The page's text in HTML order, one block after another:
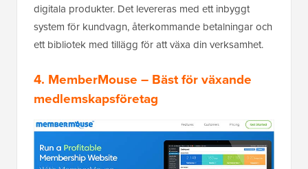
digitala produkter. Det levereras med ett inbyggt
system för kundvagn, återkommande betalningar och
ett bibliotek med tillägg för att växa din verksamhet.
4. MemberMouse – Bäst för växande
medlemskapsföretag